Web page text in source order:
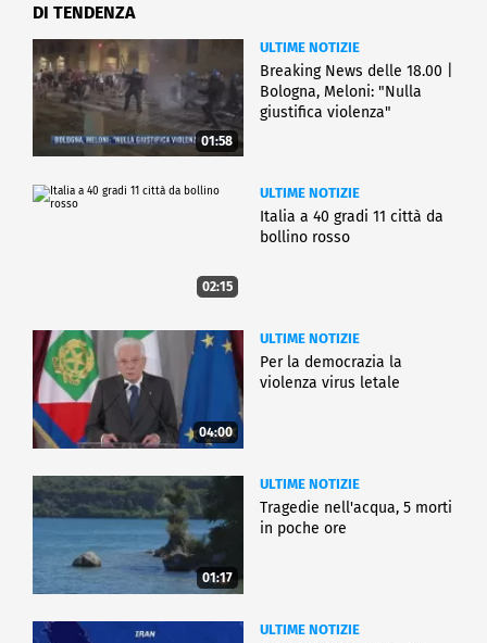
DI TENDENZA
01:58
ULTIME NOTIZIE
Breaking News delle 18.00 |
Bologna, Meloni: "Nulla
giustifica violenza"
02:15
ULTIME NOTIZIE
Italia a 40 gradi 11 città da
bollino rosso
04:00
ULTIME NOTIZIE
Per la democrazia la
violenza virus letale
01:17
ULTIME NOTIZIE
Tragedie nell'acqua, 5 morti
in poche ore
ULTIME NOTIZIE